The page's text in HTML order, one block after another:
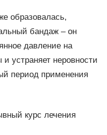
образовалась,
бандаж – он
давление на
устраняет неровности
период применения
курс лечения